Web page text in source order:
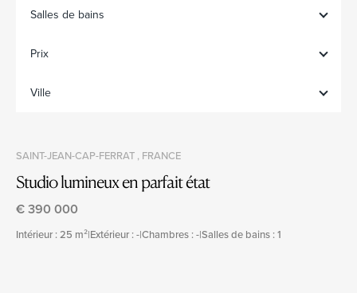
Salles de bains
Prix
Ville
SAINT-JEAN-CAP-FERRAT , FRANCE
Studio lumineux en parfait état
€ 390 000
Intérieur : 25 m²|Extérieur : -|Chambres : -|Salles de bains : 1